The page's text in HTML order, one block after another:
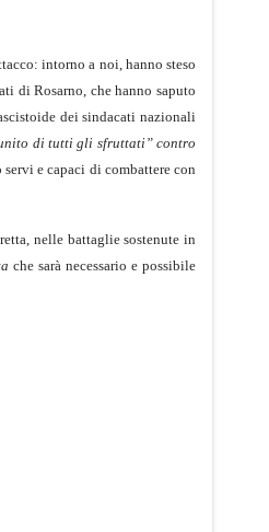
intorno a noi, hanno steso
di Rosarno, che hanno saputo
dei sindacati nazionali
di tutti gli sfruttati” contro
e capaci di combattere con
nelle battaglie sostenute in
che sarà necessario e possibile